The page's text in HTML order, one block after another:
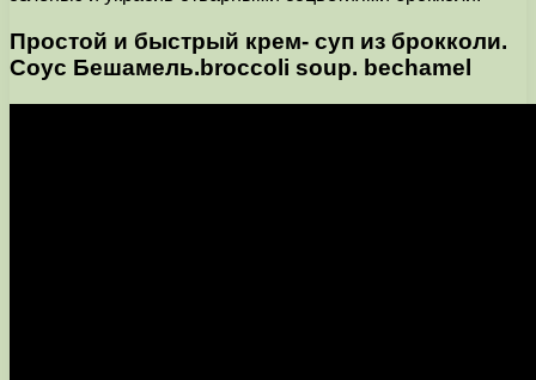
Простой и быстрый крем- суп из брокколи.
Соус Бешамель.broccoli soup. bechamel